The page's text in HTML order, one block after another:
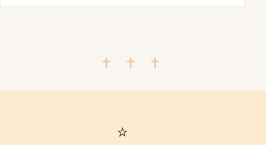
✝ ✝ ✝
⭐